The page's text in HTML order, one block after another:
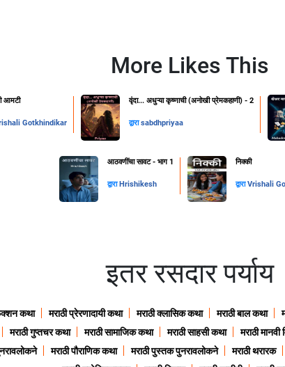
More Likes This
आमटी
Gotkhindikar
वृंदा... अधुऱ्या कृष्णाची (अनोखी प्रेमकहाणी) - 2
द्वाराsabdhpriyaa
आठवणींचा सावट - भाग 1
द्वारा Hrishikesh
निक्की
द्वाराVrishali
इतर रसदार पर्याय
कथा मराठी प्रेरणादायी कथा मराठी क्लासिक कथा मराठी बाल कथा
मराठी गुप्तचर कथा मराठी सामाजिक कथा मराठी साहसी कथा मराठी मानवी
मराठी पौराणिक कथा मराठी पुस्तक पुनरावलोकने मराठी थरारक